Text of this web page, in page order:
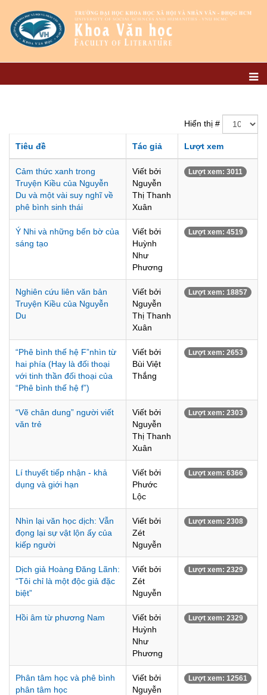
Hiển thị #
Tiêu đề Tác giả Lượt xem
Cảm thức xanh trong
Truyện Kiều của Nguyễn
Du và một vài suy nghĩ về
phê bình sinh thái
Viết bởi
Nguyễn
Thị Thanh
Xuân
Lượt xem: 3011
Ý Nhi và những bến bờ của
sáng tạo
Viết bởi
Huỳnh
Như
Phương
Lượt xem: 4519
Nghiên cứu liên văn bản
Truyện Kiều của Nguyễn
Du
Viết bởi
Nguyễn
Thị Thanh
Xuân
Lượt xem: 18857
“Phê bình thế hệ F”nhìn từ
hai phía (Hay là đối thoại
với tinh thần đối thoại của
“Phê bình thế hệ f”)
Viết bởi
Bùi Việt
Thắng
Lượt xem: 2653
“Vẽ chân dung” người viết
văn trẻ
Viết bởi
Nguyễn
Thị Thanh
Xuân
Lượt xem: 2303
Lí thuyết tiếp nhận - khả
dụng và giới hạn
Viết bởi
Phước
Lộc
Lượt xem: 6366
Nhìn lại văn học dịch: Vẫn
đọng lại sự vật lộn ấy của
kiếp người
Viết bởi
Zét
Nguyễn
Lượt xem: 2308
Dịch giả Hoàng Đăng Lãnh:
“Tôi chỉ là một độc giả đặc
biệt”
Viết bởi
Zét
Nguyễn
Lượt xem: 2329
Hồi âm từ phương Nam
Viết bởi
Huỳnh
Như
Phương
Lượt xem: 2329
Phân tâm học và phê bình
phân tâm học
Viết bởi
Nguyễn
Lượt xem: 12561